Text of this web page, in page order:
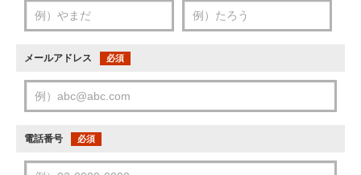
メールアドレス 必須
電話番号 必須